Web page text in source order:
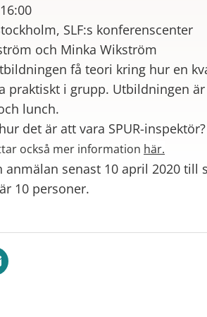
SLF:s konferenscenter
och Minka Wikström
få teori kring hur en
praktiskt i grupp. Utbildningen
lunch.
det är att vara SPUR-
också mer information här.
senast 10 april 2020 till
10 personer.